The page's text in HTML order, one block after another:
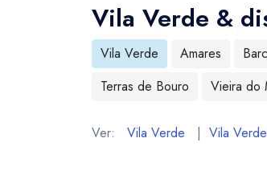
Vila Verde &
Vila Verde Amares
Terras de Bouro
Vieira do
Ver: Vila Verde | Vila